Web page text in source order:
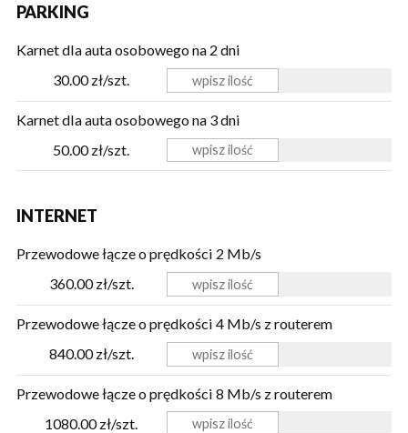
PARKING
Karnet dla auta osobowego na 2 dni
30.00 zł/szt.
Karnet dla auta osobowego na 3 dni
50.00 zł/szt.
INTERNET
Przewodowe łącze o prędkości 2 Mb/s
360.00 zł/szt.
Przewodowe łącze o prędkości 4 Mb/s z routerem
840.00 zł/szt.
Przewodowe łącze o prędkości 8 Mb/s z routerem
1080.00 zł/szt.